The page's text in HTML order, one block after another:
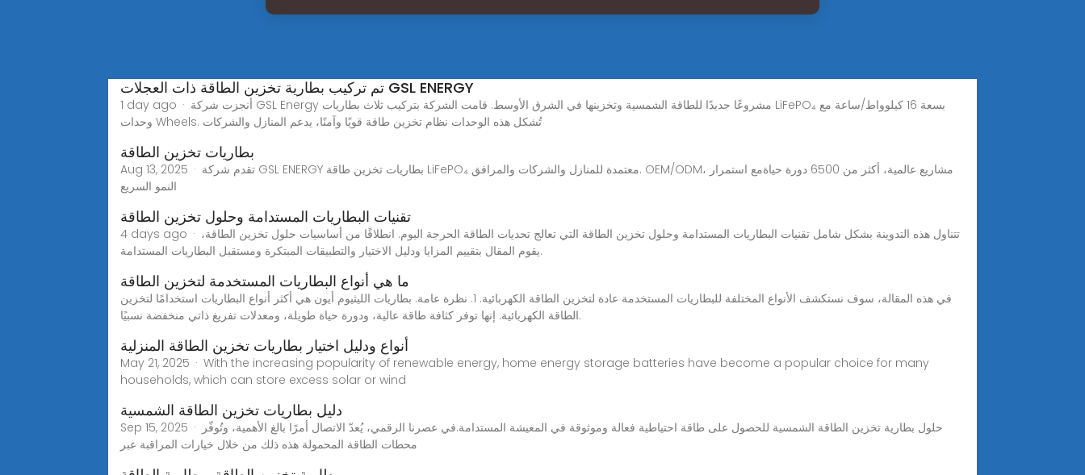
تم تركيب بطارية تخزين الطاقة ذات العجلات GSL ENERGY
1 day ago · أنجزت شركة GSL Energy مشروعًا جديدًا للطاقة الشمسية وتخزينها في الشرق الأوسط. قامت الشركة بتركيب ثلاث بطاريات LiFePO₄ بسعة 16 كيلوواط/ساعة مع
وحدات Wheels. تُشكل هذه الوحدات نظام تخزين طاقة قويًا وآمنًا، يدعم المنازل والشركات
بطاريات تخزين الطاقة
Aug 13, 2025 · تقدم شركة GSL ENERGY بطاريات تخزين طاقة LiFePO₄ معتمدة للمنازل والشركات والمرافق. OEM/ODM، مشاريع عالمية، أكثر من 6500 دورة حياةمع استمرار
النمو السريع
تقنيات البطاريات المستدامة وحلول تخزين الطاقة
4 days ago · تتناول هذه التدوينة بشكل شامل تقنيات البطاريات المستدامة وحلول تخزين الطاقة التي تعالج تحديات الطاقة الحرجة اليوم. انطلاقًا من أساسيات حلول تخزين الطاقة،
يقوم المقال بتقييم المزايا ودليل الاختيار والتطبيقات المبتكرة ومستقبل البطاريات المستدامة.
ما هي أنواع البطاريات المستخدمة لتخزين الطاقة
في هذه المقالة، سوف نستكشف الأنواع المختلفة للبطاريات المستخدمة عادة لتخزين الطاقة الكهربائية. 1. نظرة عامة. بطاريات الليثيوم أيون هي أكثر أنواع البطاريات استخدامًا لتخزين
الطاقة الكهربائية. إنها توفر كثافة طاقة عالية، ودورة حياة طويلة، ومعدلات تفريغ ذاتي منخفضة نسبيًا.
أنواع ودليل اختيار بطاريات تخزين الطاقة المنزلية
May 21, 2025 · With the increasing popularity of renewable energy, home energy storage batteries have become a popular choice for many
households, which can store excess solar or wind
دليل بطاريات تخزين الطاقة الشمسية
Sep 15, 2025 · حلول بطارية تخزين الطاقة الشمسية للحصول على طاقة احتياطية فعالة وموثوقة في المعيشة المستدامة.في عصرنا الرقمي، يُعدّ الاتصال أمرًا بالغ الأهمية، وتُوفّر
محطات الطاقة المحمولة هذه ذلك من خلال خيارات المراقبة عبر